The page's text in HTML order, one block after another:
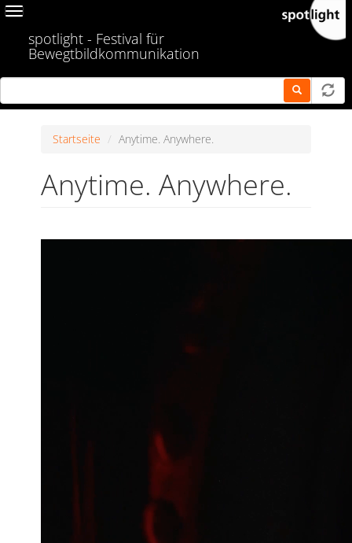
Skip
content
Toggle
spotlight - Festival für
Bewegtbildkommunikation
Startseite Anytime. Anywhere.
Anytime. Anywhere.